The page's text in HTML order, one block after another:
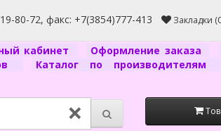
80-72, факс: +7(3854)777-413 Закладки
кабинет Оформление заказа
Каталог по производителям
×